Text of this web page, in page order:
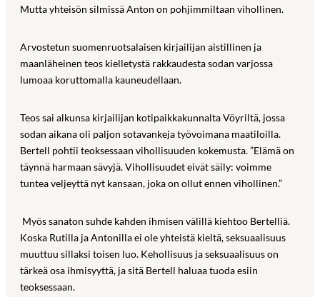
Mutta yhteisön silmissä Anton on pohjimmiltaan vihollinen.
Arvostetun suomenruotsalaisen kirjailijan aistillinen ja
maanläheinen teos kielletystä rakkaudesta sodan varjossa
lumoaa koruttomalla kauneudellaan.
Teos sai alkunsa kirjailijan kotipaikkakunnalta Vöyriltä, jossa
sodan aikana oli paljon sotavankeja työvoimana maatiloilla.
Bertell pohtii teoksessaan vihollisuuden kokemusta. ”Elämä on
täynnä harmaan sävyjä. Vihollisuudet eivät säily: voimme
tuntea veljeyttä nyt kansaan, joka on ollut ennen vihollinen.”
Myös sanaton suhde kahden ihmisen välillä kiehtoo Bertelliä.
Koska Rutilla ja Antonilla ei ole yhteistä kieltä, seksuaalisuus
muuttuu sillaksi toisen luo. Kehollisuus ja seksuaalisuus on
tärkeä osa ihmisyyttä, ja sitä Bertell haluaa tuoda esiin
teoksessaan.